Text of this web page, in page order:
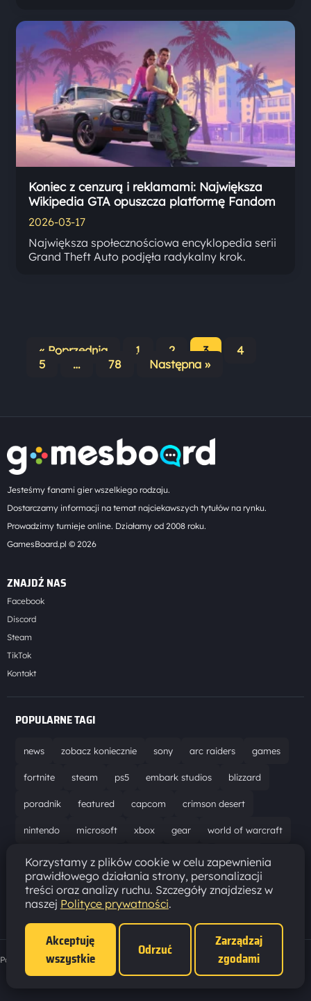
Koniec z cenzurą i reklamami: Największa
Wikipedia GTA opuszcza platformę Fandom
2026-03-17
Największa społecznościowa encyklopedia serii
Grand Theft Auto podjęła radykalny krok.
Stronicowanie
« Poprzednia 1 2 3
4
5
… 78 Następna »
Jesteśmy fanami gier wszelkiego rodzaju.
Dostarczamy informacji na temat najciekawszych tytułów na rynku.
Prowadzimy turnieje online. Działamy od 2008 roku.
GamesBoard.pl © 2026
ZNAJDŹ NAS
Facebook
Discord
Steam
TikTok
Kontakt
POPULARNE TAGI
news zobacz koniecznie sony arc raiders games
fortnite steam ps5 embark studios blizzard
poradnik featured capcom crimson desert
nintendo microsoft xbox gear world of warcraft
solucja marathon ubisoft bungie recenzja
resident evil requiem gaming aktualizacja pc
epic games hytale
Polityka prywatności ·
Korzystamy z plików cookie w celu zapewnienia
prawidłowego działania strony, personalizacji
treści oraz analizy ruchu. Szczegóły znajdziesz w
naszej Polityce prywatności.
Akceptuję
wszystkie
Odrzuć
Zarządzaj
zgodami